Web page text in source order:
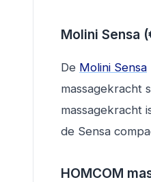
Molini Sensa
De Molini Sensa
massagekracht
massagekracht
de Sensa
HOMCOM